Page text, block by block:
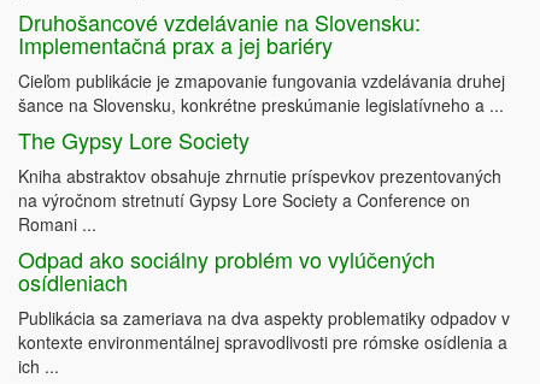
Druhošancové vzdelávanie na Slovensku:
Implementačná prax a jej bariéry
Cieľom publikácie je zmapovanie fungovania vzdelávania druhej
šance na Slovensku, konkrétne preskúmanie legislatívneho a ...
The Gypsy Lore Society
Kniha abstraktov obsahuje zhrnutie príspevkov prezentovaných
na výročnom stretnutí Gypsy Lore Society a Conference on
Romani ...
Odpad ako sociálny problém vo vylúčených
osídleniach
Publikácia sa zameriava na dva aspekty problematiky odpadov v
kontexte environmentálnej spravodlivosti pre rómske osídlenia a
ich ...